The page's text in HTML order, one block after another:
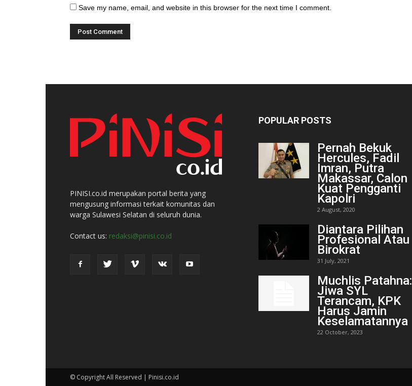
Save my name, email, and website in this browser for the next time I comment.
PINISI.co.id merupakan portal berita yang
mengusung informasi terkait komunitas dan
warga Sulawesi Selatan di seluruh dunia.
Contact us: redaksi@pinisi.co.id
POPULAR POSTS
Pernah Bekuk
Hercules, Fadil
Imran, Putra
Makassar, Calon
Kuat Pengganti
Kapolri
2 August, 2020
Diantara Pilihan
Profesional Atau
Birokrat
31 July, 2021
Muchlis Patahna:
Jiwa SYL
Terancam, KPK
Harus Jamin
Keselamatannya
22 October, 2023
© Copyright All Reserved | Pinisi.co.id